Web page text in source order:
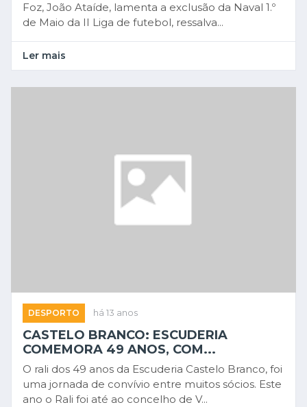
Foz, João Ataíde, lamenta a exclusão da Naval 1.º
de Maio da II Liga de futebol, ressalva...
Ler mais
DESPORTO há 13 anos
CASTELO BRANCO: ESCUDERIA
COMEMORA 49 ANOS, COM...
O rali dos 49 anos da Escuderia Castelo Branco, foi
uma jornada de convívio entre muitos sócios. Este
ano o Rali foi até ao concelho de V...